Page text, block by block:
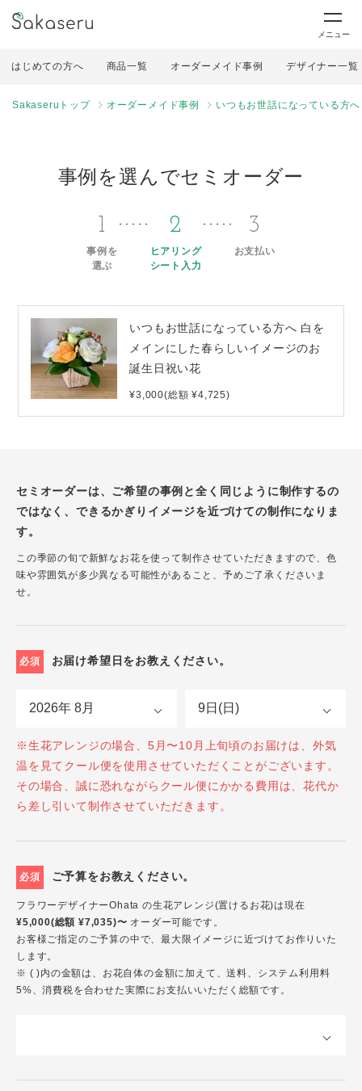
メニュー
はじめての方へ 商品一覧 オーダーメイド事例 デザイナー一覧
Sakaseruトップ オーダーメイド事例 いつもお世話になっている方
事例を選んでセミオーダー
1
事例を
選ぶ
2
ヒアリング
シート入力
3
お支払い
いつもお世話になっている方へ 白を
メインにした春らしいイメージのお
誕生日祝い花
¥3,000(総額 ¥4,725)
セミオーダーは、ご希望の事例と全く同じように制作するの
ではなく、できるかぎりイメージを近づけての制作になりま
す。
この季節の旬で新鮮なお花を使って制作させていただきますので、色
味や雰囲気が多少異なる可能性があること、予めご了承くださいま
せ。
必須 お届け希望日をお教えください。
※生花アレンジの場合、5月〜10月上旬頃のお届けは、外気
温を見てクール便を使用させていただくことがございます。
その場合、誠に恐れながらクール便にかかる費用は、花代か
ら差し引いて制作させていただきます。
必須 ご予算をお教えください。
フラワーデザイナーOhata の生花アレンジ(置けるお花)は現在
¥5,000(総額 ¥7,035)〜 オーダー可能です。
お客様ご指定のご予算の中で、最大限イメージに近づけてお作りいた
します。
※ ( )内の金額は、お花自体の金額に加えて、送料、システム利用料
5%、消費税を合わせた実際にお支払いいただく総額です。